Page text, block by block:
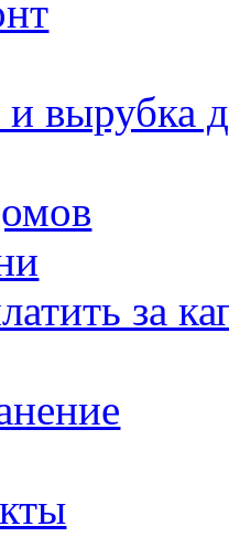
вырубка
за